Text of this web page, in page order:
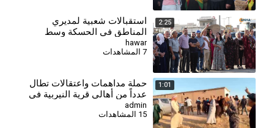
2:25
استقبالات شعبية لمديري
المناطق في الحسكة وسط
تأكيدات على خدمة المواطنين
وتعزيز التعايش
hawar
7 المشاهدات
1:01
حملة مداهمات واعتقالات تطال
عدداً من أهالي قرية النيربية في
منطقة الشهباء
admin
15 المشاهدات